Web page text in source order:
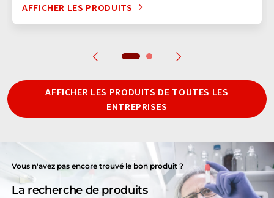
AFFICHER LES PRODUITS
AFFICHER LES PRODUITS DE TOUTES LES
ENTREPRISES
Vous n'avez pas encore trouvé le bon produit ?
La recherche de produits